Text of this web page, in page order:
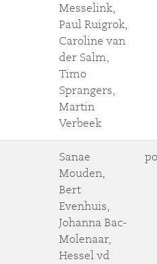
Messelink,
Paul Ruigrok,
Caroline van
der Salm,
Timo
Sprangers,
Martin
Verbeek
Sanae
Mouden,
Bert
Evenhuis,
Johanna Bac-
Molenaar,
Hessel vd